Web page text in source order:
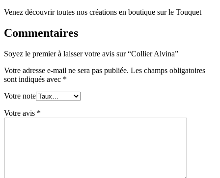
Venez découvrir toutes nos créations en boutique sur le Touquet
Commentaires
Soyez le premier à laisser votre avis sur “Collier Alvina”
Votre adresse e-mail ne sera pas publiée. Les champs obligatoires
sont indiqués avec *
Votre note
Votre avis *